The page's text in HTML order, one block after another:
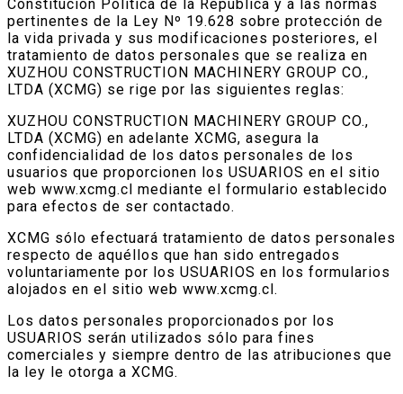
Constitución Política de la República y a las normas
pertinentes de la Ley Nº 19.628 sobre protección de
la vida privada y sus modificaciones posteriores, el
tratamiento de datos personales que se realiza en
XUZHOU CONSTRUCTION MACHINERY GROUP CO.,
LTDA (XCMG) se rige por las siguientes reglas:
XUZHOU CONSTRUCTION MACHINERY GROUP CO.,
LTDA (XCMG) en adelante XCMG, asegura la
confidencialidad de los datos personales de los
usuarios que proporcionen los USUARIOS en el sitio
web www.xcmg.cl mediante el formulario establecido
para efectos de ser contactado.
XCMG sólo efectuará tratamiento de datos personales
respecto de aquéllos que han sido entregados
voluntariamente por los USUARIOS en los formularios
alojados en el sitio web www.xcmg.cl.
Los datos personales proporcionados por los
USUARIOS serán utilizados sólo para fines
comerciales y siempre dentro de las atribuciones que
la ley le otorga a XCMG.